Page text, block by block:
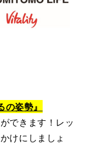
姿勢』
できます！レッ
けにしましょ